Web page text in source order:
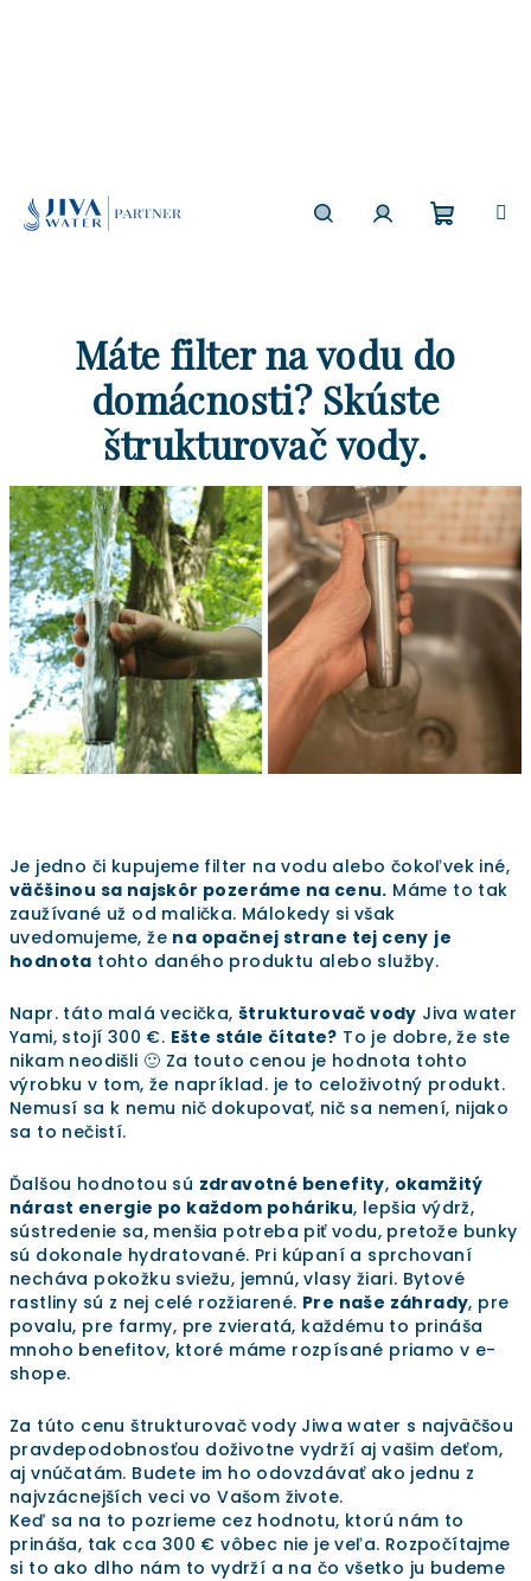
Máte filter na vodu do
domácnosti? Skúste
štrukturovač vody.
Je jedno či kupujeme filter na vodu alebo čokoľvek iné,
väčšinou sa najskôr pozeráme na cenu. Máme to tak
zaužívané už od malička. Málokedy si však
uvedomujeme, že na opačnej strane tej ceny je
hodnota tohto daného produktu alebo služby.
Napr. táto malá vecička, štrukturovač vody Jiva water
Yami, stojí 300 €. Ešte stále čítate? To je dobre, že ste
nikam neodišli 🙂 Za touto cenou je hodnota tohto
výrobku v tom, že napríklad. je to celoživotný produkt.
Nemusí sa k nemu nič dokupovať, nič sa nemení, nijako
sa to nečistí.
Ďalšou hodnotou sú zdravotné benefity, okamžitý
nárast energie po každom poháriku, lepšia výdrž,
sústredenie sa, menšia potreba piť vodu, pretože bunky
sú dokonale hydratované. Pri kúpaní a sprchovaní
necháva pokožku sviežu, jemnú, vlasy žiari. Bytové
rastliny sú z nej celé rozžiarené. Pre naše záhrady, pre
povalu, pre farmy, pre zvieratá, každému to prináša
mnoho benefitov, ktoré máme rozpísané priamo v e-
shope.
Za túto cenu štrukturovač vody Jiwa water s najväčšou
pravdepodobnosťou doživotne vydrží aj vašim deťom,
aj vnúčatám. Budete im ho odovzdávať ako jednu z
najvzácnejších veci vo Vašom živote.
Keď sa na to pozrieme cez hodnotu, ktorú nám to
prináša, tak cca 300 € vôbec nie je veľa. Rozpočítajme
si to ako dlho nám to vydrží a na čo všetko ju budeme